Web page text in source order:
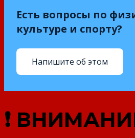
Есть вопросы по
культуре и спорту?
Напишите об этом
❗